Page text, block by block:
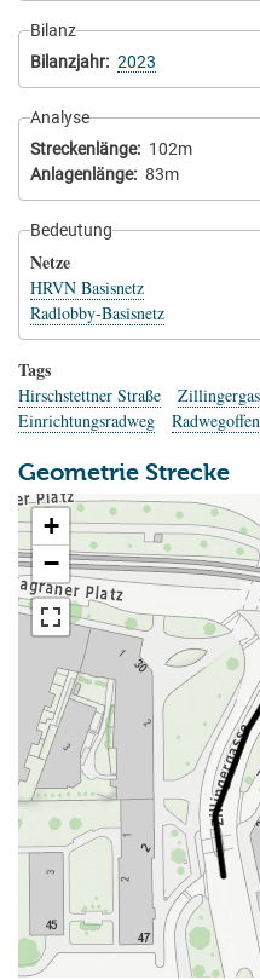
Bilanz
Bilanzjahr
2023
Analyse
Streckenlänge
102m
Anlagenlänge
83m
Bedeutung
Netze
HRVN Basisnetz
Radlobby-Basisnetz
Tags
Hirschstettner Straße
Einrichtungsradweg
Geometrie Strecke
+
−